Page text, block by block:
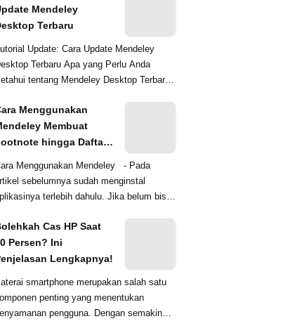
Mendeley
Terbaru
Update: Cara Update Mendeley
Terbaru Apa yang Perlu Anda
tentang Mendeley Desktop Terbaru
Menggunakan
Membuat
hingga Daftar
Menggunakan Mendeley - Pada
sebelumnya sudah menginstal
terlebih dahulu. Jika belum bisa
Cas HP Saat
Persen? Ini
Lengkapnya!
smartphone merupakan salah satu
penting yang menentukan
pengguna. Dengan semakin